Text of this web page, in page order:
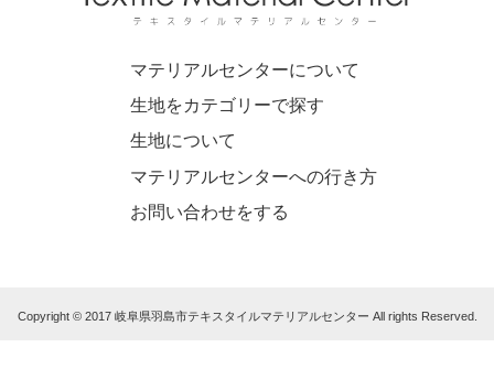
マテリアルセンターについて
生地をカテゴリーで探す
生地について
マテリアルセンターへの行き方
お問い合わせをする
Copyright © 2017 岐阜県羽島市テキスタイルマテリアルセンター All rights Reserved.